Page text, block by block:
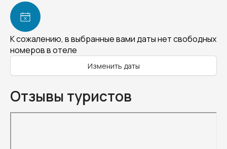
К сожалению, в выбранные вами даты нет свободных
номеров в отеле
Изменить даты
Отзывы туристов